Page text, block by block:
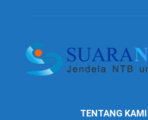
TENTANG KAMI